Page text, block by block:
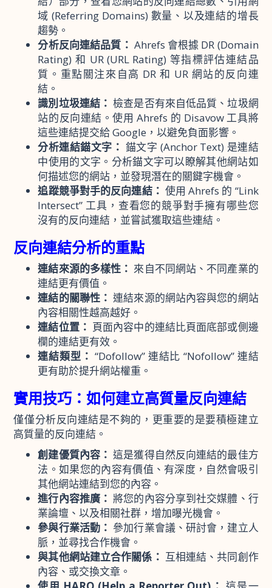
域 (Referring Domains) 數量、以及連結的增長
趨勢。
分析反向連結品質： Ahrefs 會根據 DR (Domain
Rating) 和 UR (URL Rating) 等指標評估連結品
質。重點關注來自高 DR 和 UR 網站的反向連
結。
識別垃圾連結： 檢查是否有來自低品質、垃圾網
站的反向連結。使用 Ahrefs 的 Disavow 工具將
這些連結提交給 Google，以避免負面影響。
分析連結錨文字： 錨文字 (Anchor Text) 是連結
中使用的文字。分析錨文字可以瞭解其他網站如
何描述您的網站，並發現潛在的關鍵字機會。
追蹤競爭對手的反向連結： 使用 Ahrefs 的 “Link
Intersect” 工具，查看您的競爭對手擁有哪些您
沒有的反向連結，並嘗試獲取這些連結。
反向連結分析的重點
連結來源的多樣性： 來自不同網站、不同產業的
連結更有價值。
連結的關聯性： 連結來源的網站內容與您的網站
內容相關性越高越好。
連結位置： 頁面內容中的連結比頁面底部或側邊
欄的連結更有效。
連結類型： “Dofollow” 連結比 “Nofollow” 連結
更有助於提升網站權重。
實用技巧：如何建立高質量反向連結
僅僅分析反向連結是不夠的，更重要的是要積極建立
高質量的反向連結。
創建優質內容： 這是獲得自然反向連結的最佳方
法。如果您的內容有價值、有深度，自然會吸引
其他網站連結到您的內容。
進行內容推廣： 將您的內容分享到社交媒體、行
業論壇、以及相關社群，增加曝光機會。
參與行業活動： 參加行業會議、研討會，建立人
脈，並尋找合作機會。
與其他網站建立合作關係： 互相連結、共同創作
內容、或交換文章。